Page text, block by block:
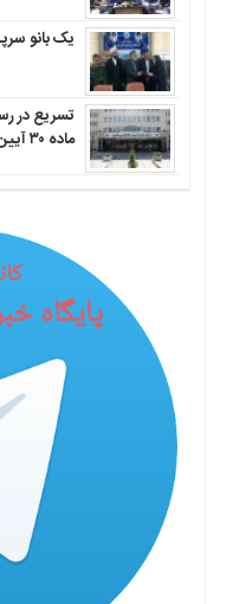
یک بانو
تسریع در
ماده ۳۰ آیین‌نامه اجرایی ماده ۲۱۹